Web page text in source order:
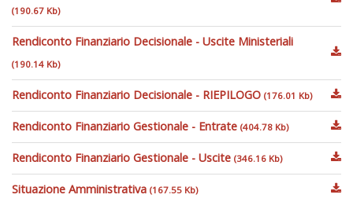
(190.67 Kb)
Rendiconto Finanziario Decisionale - Uscite Ministeriali
(190.14 Kb)
Rendiconto Finanziario Decisionale - RIEPILOGO (176.01 Kb)
Rendiconto Finanziario Gestionale - Entrate (404.78 Kb)
Rendiconto Finanziario Gestionale - Uscite (346.16 Kb)
Situazione Amministrativa (167.55 Kb)